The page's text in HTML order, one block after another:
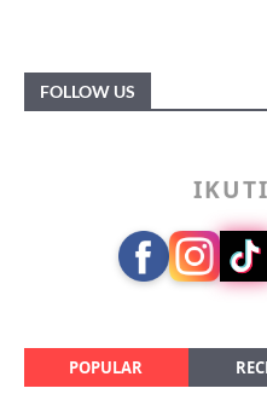
FOLLOW US
POPULAR